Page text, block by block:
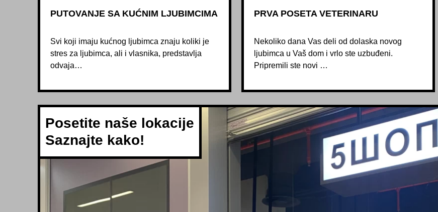
PUTOVANJE SA KUĆNIM LJUBIMCIMA
Svi koji imaju kućnog ljubimca znaju koliki je
stres za ljubimca, ali i vlasnika, predstavlja
odvaja…
PRVA POSETA VETERINARU
Nekoliko dana Vas deli od dolaska novog
ljubimca u Vaš dom i vrlo ste uzbuđeni.
Pripremili ste novi …
Posetite naše lokacije
Saznajte kako!